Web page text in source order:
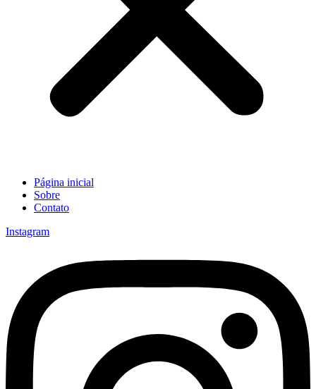
Página inicial
Sobre
Contato
Instagram